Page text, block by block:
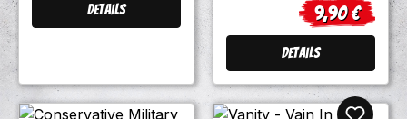
Details 9,90 €
Details